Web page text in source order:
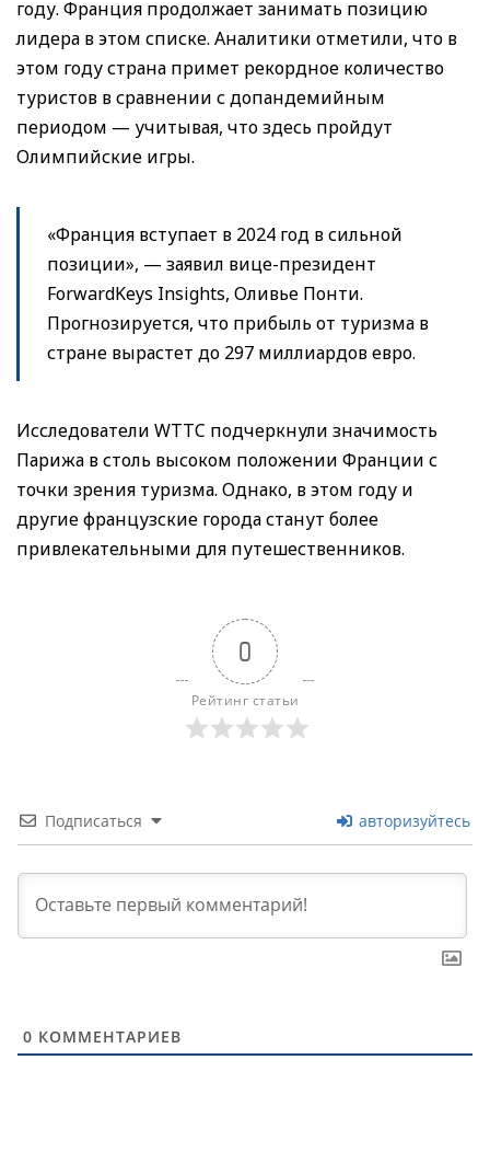
году. Франция продолжает занимать позицию
лидера в этом списке. Аналитики отметили, что в
этом году страна примет рекордное количество
туристов в сравнении с допандемийным
периодом — учитывая, что здесь пройдут
Олимпийские игры.
«Франция вступает в 2024 год в сильной
позиции», — заявил вице-президент
ForwardKeys Insights, Оливье Понти.
Прогнозируется, что прибыль от туризма в
стране вырастет до 297 миллиардов евро.
Исследователи WTTC подчеркнули значимость
Парижа в столь высоком положении Франции с
точки зрения туризма. Однако, в этом году и
другие французские города станут более
привлекательными для путешественников.
0
Рейтинг статьи
Подписаться авторизуйтесь
0 КОММЕНТАРИЕВ